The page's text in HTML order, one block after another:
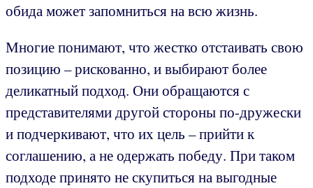
обида может запомниться на всю жизнь.
Многие понимают, что жестко отстаивать свою
позицию – рискованно, и выбирают более
деликатный подход. Они обращаются с
представителями другой стороны по-дружески
и подчеркивают, что их цель – прийти к
соглашению, а не одержать победу. При таком
подходе принято не скупиться на выгодные